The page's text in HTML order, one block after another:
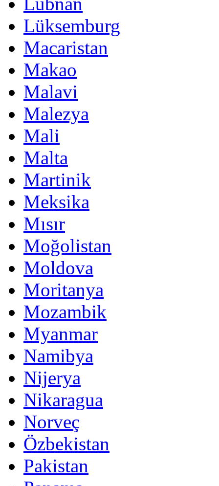
Lüksemburg
Macaristan
Makao
Malavi
Malezya
Mali
Malta
Martinik
Meksika
Mısır
Moğolistan
Moldova
Moritanya
Mozambik
Myanmar
Namibya
Nijerya
Nikaragua
Norveç
Özbekistan
Pakistan